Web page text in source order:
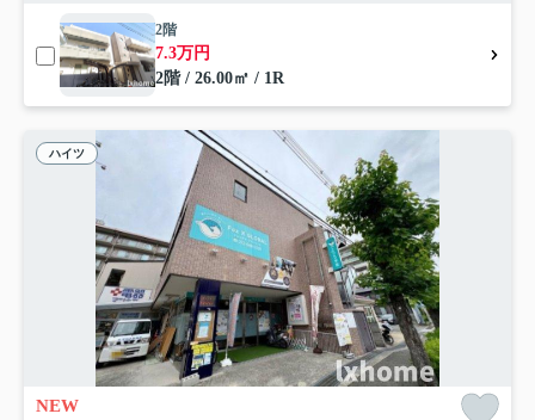
2階
7.3万円
2階 / 26.00㎡ / 1R
ハイツ
NEW